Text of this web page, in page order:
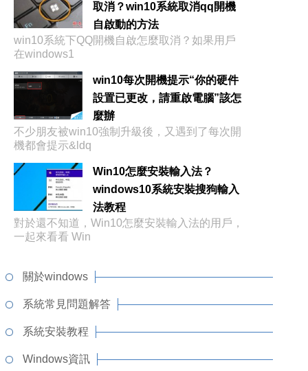
取消？win10系統取消qq開機
自啟動的方法
win10系統下QQ開機自啟怎麼取消？如果用戶
在windows1
win10每次開機提示“你的硬件
設置已更改，請重啟電腦”該怎
麼辦
不少朋友被win10強制升級後，又遇到了每次開
機都會提示&ldq
Win10怎麼安裝輸入法？
windows10系統安裝搜狗輸入
法教程
對於還不知道，Win10怎麼安裝輸入法的用戶，
一起來看看 Win
關於windows
系統常見問題解答
系統安裝教程
Windows資訊